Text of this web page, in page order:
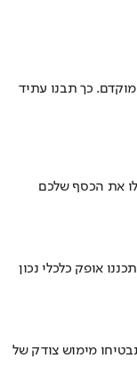
כך תבנו עתיד
את הכסף שלכם
אופק כלכלי נכון
מימוש צודק של